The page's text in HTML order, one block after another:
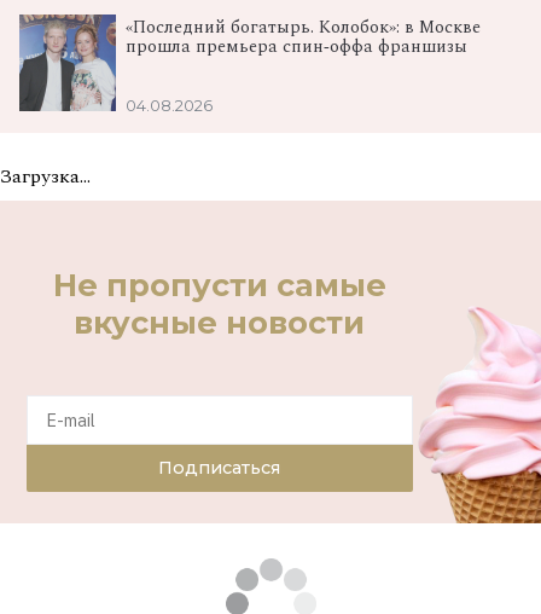
«Последний богатырь. Колобок»: в Москве
прошла премьера спин‑оффа франшизы
04.08.2026
Загрузка...
Не пропусти самые
вкусные новости
Подписаться